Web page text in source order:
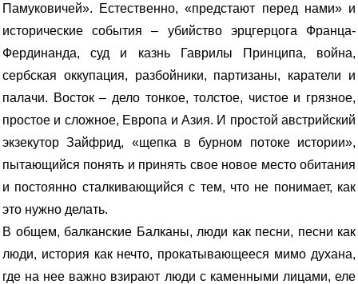
Памуковичей». Естественно, «предстают перед нами» и
исторические события – убийство эрцгерцога Франца-
Фердинанда, суд и казнь Гаврилы Принципа, война,
сербская оккупация, разбойники, партизаны, каратели и
палачи. Восток – дело тонкое, толстое, чистое и грязное,
простое и сложное, Европа и Азия. И простой австрийский
экзекутор Зайфрид, «щепка в бурном потоке истории»,
пытающийся понять и принять свое новое место обитания
и постоянно сталкивающийся с тем, что не понимает, как
это нужно делать.
В общем, балканские Балканы, люди как песни, песни как
люди, история как нечто, прокатывающееся мимо духана,
где на нее важно взирают люди с каменными лицами, еле